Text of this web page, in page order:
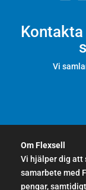
Vi
Om Flexsell
Vi hjälper dig att
samarbete med
pengar,